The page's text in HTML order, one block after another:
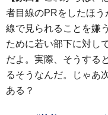
者目線のPRをしたほう
線で見られることを嫌
ために若い部下に対し
だよ。実際、そうする
るそうなんだ。じゃあ
ある？